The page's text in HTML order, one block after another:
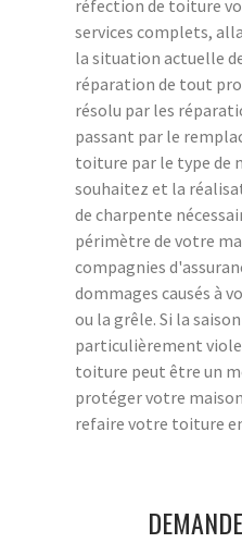
réfection de toiture
services complets,
la situation actuelle
réparation de tout
résolu par les
passant par le
toiture par le type de
souhaitez et la
de charpente
périmètre de votre
compagnies
dommages causés à
ou la grêle. Si la
particulièrement
toiture peut être un
protéger votre
refaire votre toiture